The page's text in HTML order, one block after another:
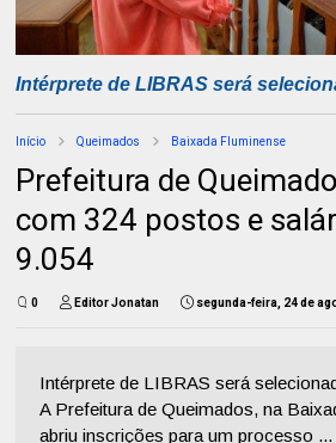
Intérprete de LIBRAS será
Início Queimados Baixada Fluminense
Prefeitura de
com 324 postos e
9.054
0 Editor Jonatan segunda-feira, 24 de
Intérprete de LIBRAS será
A Prefeitura de Queimados, na
abriu inscrições para um processo ...